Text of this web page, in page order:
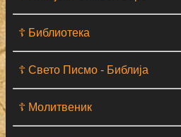
☦ Библиотека
☦ Свето Писмо - Библија
☦ Молитвеник